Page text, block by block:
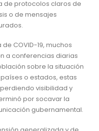
de protocolos claros de
o de mensajes
COVID-19, muchos
a conferencias diarias
sobre la situación
o estados, estas
visibilidad y
por socavar la
gubernamental.